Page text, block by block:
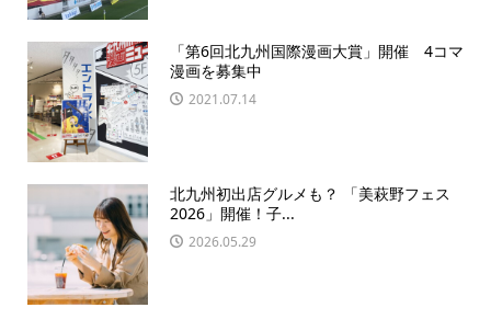
「第6回北九州国際漫画大賞」開催 4コマ
漫画を募集中
2021.07.14
北九州初出店グルメも？ 「美萩野フェス
2026」開催！子...
2026.05.29